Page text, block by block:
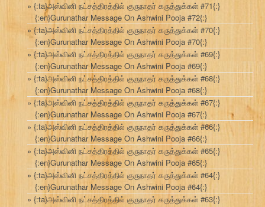
{:ta}அஸ்வினி நட்சத்திரத்தில் குருநாதர் கருத்துக்கள் #71{:}
{:en}Gurunathar Message On Ashwini Pooja #72{:}
{:ta}அஸ்வினி நட்சத்திரத்தில் குருநாதர் கருத்துக்கள் #70{:}
{:en}Gurunathar Message On Ashwini Pooja #70{:}
{:ta}அஸ்வினி நட்சத்திரத்தில் குருநாதர் கருத்துக்கள் #69{:}
{:en}Gurunathar Message On Ashwini Pooja #69{:}
{:ta}அஸ்வினி நட்சத்திரத்தில் குருநாதர் கருத்துக்கள் #68{:}
{:en}Gurunathar Message On Ashwini Pooja #68{:}
{:ta}அஸ்வினி நட்சத்திரத்தில் குருநாதர் கருத்துக்கள் #67{:}
{:en}Gurunathar Message On Ashwini Pooja #67{:}
{:ta}அஸ்வினி நட்சத்திரத்தில் குருநாதர் கருத்துக்கள் #66{:}
{:en}Gurunathar Message On Ashwini Pooja #66{:}
{:ta}அஸ்வினி நட்சத்திரத்தில் குருநாதர் கருத்துக்கள் #65{:}
{:en}Gurunathar Message On Ashwini Pooja #65{:}
{:ta}அஸ்வினி நட்சத்திரத்தில் குருநாதர் கருத்துக்கள் #64{:}
{:en}Gurunathar Message On Ashwini Pooja #64{:}
{:ta}அஸ்வினி நட்சத்திரத்தில் குருநாதர் கருத்துக்கள் #63{:}